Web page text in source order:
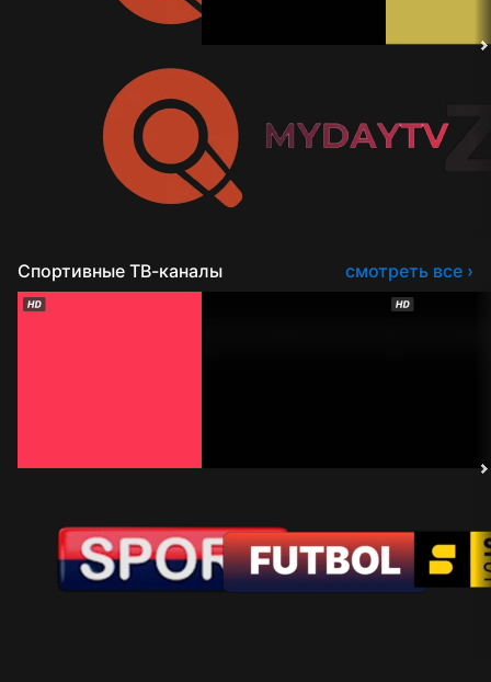
Спортивные ТВ-каналы смотреть все ›